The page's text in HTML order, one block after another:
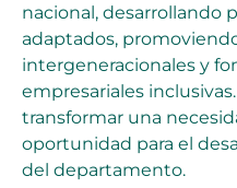
nacional, desarrollando
adaptados,
intergeneracionales y
empresariales
transformar una
oportunidad para el
del departamento.